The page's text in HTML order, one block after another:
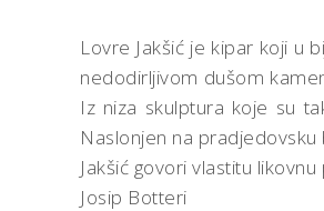
Lovre Jakšić je kipar koji u
nedodirljivom dušom
Iz niza skulptura koje su
Naslonjen na
Jakšić govori vlastitu
Josip Botteri